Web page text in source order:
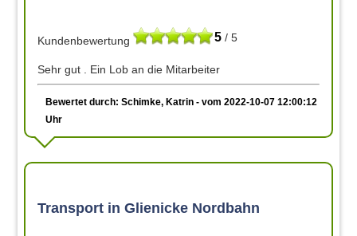
5 / 5
Kundenbewertung
Sehr gut . Ein Lob an die Mitarbeiter
Bewertet durch: Schimke, Katrin - vom 2022-10-07 12:00:12
Uhr
Transport in Glienicke Nordbahn